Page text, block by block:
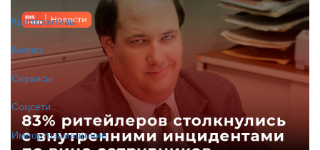
Криптоактивы
Бизнес
Сервисы
Соцсети
Импортозамещение